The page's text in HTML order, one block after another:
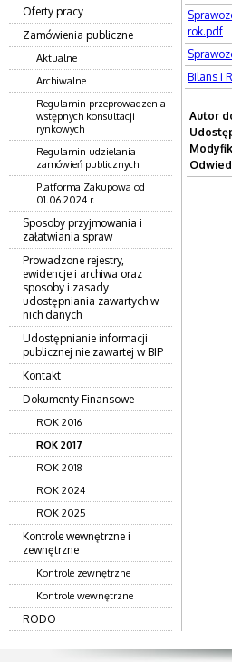
Oferty pracy
Zamówienia publiczne
Aktualne
Archiwalne
Regulamin przeprowadzenia
wstępnych konsultacji
rynkowych
Regulamin udzielania
zamówień publicznych
Platforma Zakupowa od
01.06.2024 r.
Sposoby przyjmowania i
załatwiania spraw
Prowadzone rejestry,
ewidencje i archiwa oraz
sposoby i zasady
udostępniania zawartych w
nich danych
Udostępnianie informacji
publicznej nie zawartej w BIP
Kontakt
Dokumenty Finansowe
ROK 2016
ROK 2017
ROK 2018
ROK 2024
ROK 2025
Kontrole wewnętrzne i
zewnętrzne
Kontrole zewnętrzne
Kontrole wewnętrzne
RODO
rok.pdf
Bilans i
Autor